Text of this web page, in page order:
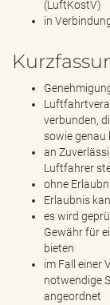
(LuftKostV)
in
verbunden,
sowie genau
an
Luftfahrer
ohne
Erlaubnis
es wird
Gewähr für
bieten
im Fall einer
notwendige
angeordnet